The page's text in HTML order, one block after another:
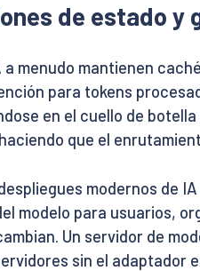
de estado y
a menudo mantienen
para tokens
en el cuello de
que el
modernos de
modelo para usuarios,
Un servidor de
sin el adaptador